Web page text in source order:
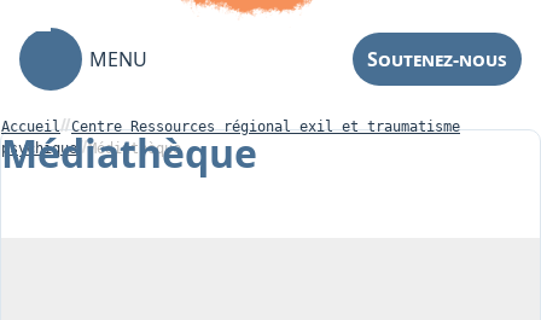
MENU Soutenez-nous
Accueil
Centre Ressources régional exil et traumatisme
psychique
Médiathèque
Médiathèque